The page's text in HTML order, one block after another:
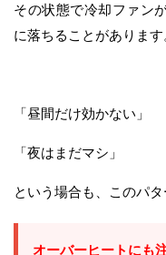
その状態で冷却ファン
に落ちることがあります
「昼間だけ効かない」
「夜はまだマシ」
という場合も、このパ
オーバーヒートにも